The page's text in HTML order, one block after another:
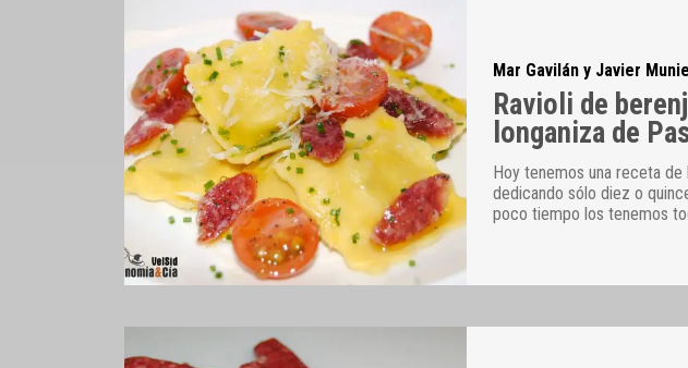
Mar Gavilán y Javier
Ravioli de
longaniza de
Hoy tenemos una receta
dedicando sólo diez o
poco tiempo los tenemos